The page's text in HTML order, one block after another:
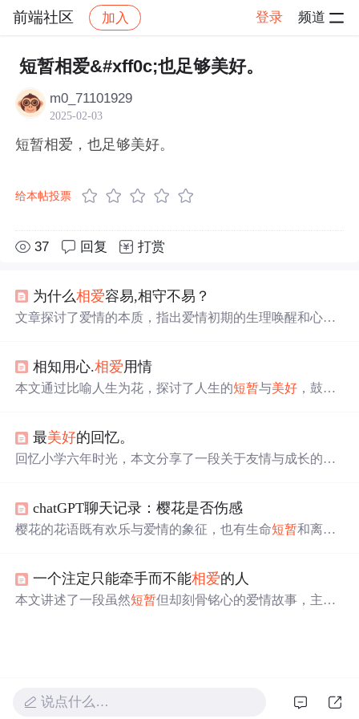
前端社区 加入 登录 频道
社区 前端社区 感慨 帖子详情
短暂相爱&#xff0c;也足够美好。
m0_71101929
2025-02-03
短暂相爱，也足够美好。
给本帖投票
37 回复 打赏
为什么相爱容易,相守不易？
文章探讨了爱情的本质，指出爱情初期的生理唤醒和心理
情的维持需要关心、尊重、责任和认识，是一门需要学习
的艺术。相爱 容易，相守不易，关键在于理解和培养爱的
相知用心.相爱用情
本文通过比喻人生为花，探讨了人生的短暂与美好 ，鼓励
最美好的回忆。
回忆小学六年时光，本文分享了一段关于友情与成长的故
chatGPT聊天记录：樱花是否伤感
樱花的花语既有欢乐与爱情的象征，也有生命短暂和离别
还是回忆美好，都是维系或结束关系的方式。
一个注定只能牵手而不能相爱的人
本文讲述了一段虽然短暂但却刻骨铭心的爱情故事，主人
说点什么…